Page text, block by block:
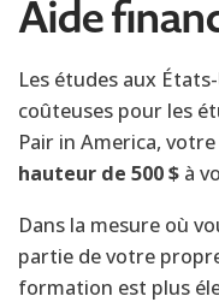
Aide
Les études aux
coûteuses pour les
Pair in America, votre
hauteur de 500 $ à
Dans la mesure où
partie de votre
formation est plus